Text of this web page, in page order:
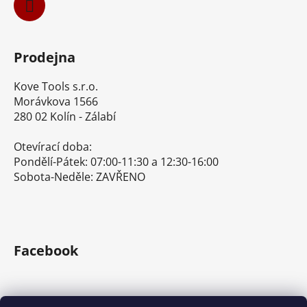
Prodejna
Kove Tools s.r.o.
Morávkova 1566
280 02 Kolín - Zálabí
Otevírací doba:
Pondělí-Pátek: 07:00-11:30 a 12:30-16:00
Sobota-Neděle: ZAVŘENO
Facebook